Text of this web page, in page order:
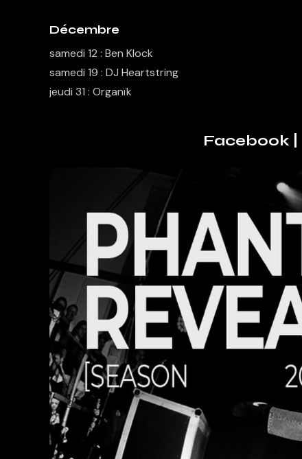
Décembre
samedi 12 : Ben Klock
samedi 19 : DJ Heartstring
jeudi 31 : Organïk
Facebook